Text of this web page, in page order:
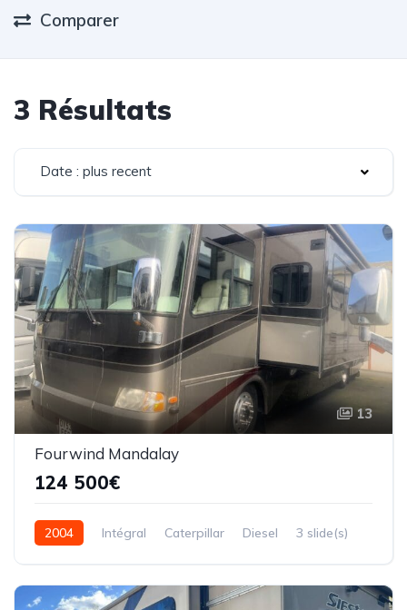
Comparer
3 Résultats
Date : plus recent
13
Fourwind Mandalay
124 500€
2004 Intégral Caterpillar Diesel
3 slide(s)